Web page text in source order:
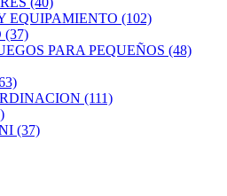
EQUIPAMIENTO (102)
(37)
PARA PEQUEÑOS (48)
(111)
(37)